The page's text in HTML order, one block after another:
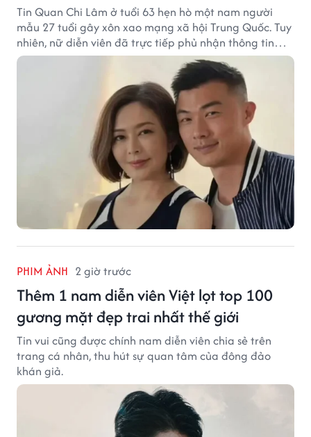
Tin Quan Chi Lâm ở tuổi 63 hẹn hò một nam người
mẫu 27 tuổi gây xôn xao mạng xã hội Trung Quốc. Tuy
nhiên, nữ diễn viên đã trực tiếp phủ nhận thông tin
này.
PHIM ẢNH 2 giờ trước
Thêm 1 nam diễn viên Việt lọt top 100
gương mặt đẹp trai nhất thế giới
Tin vui cũng được chính nam diễn viên chia sẻ trên
trang cá nhân, thu hút sự quan tâm của đông đảo
khán giả.